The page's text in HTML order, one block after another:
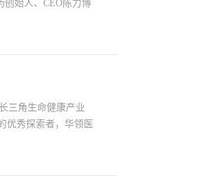
创始人、CEO陈力博
三角生命健康产业
优秀探索者，华领医